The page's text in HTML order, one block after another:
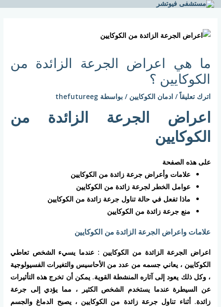
تخطي
المحتوى
ما هي اعراض الجرعة الزائدة من
الكوكايين ؟
اترك تعليقاً /ادمان الكوكايين / بواسطة thefutureeg
اعراض الجرعة الزائدة من
الكوكايين
على هذه الصفحة
علامات وأعراض جرعة زائدة من الكوكايين
عوامل الخطر لجرعة زائدة من الكوكايين
ماذا تفعل في حالة تناول جرعة زائدة من الكوكايين
منع جرعة زائدة من الكوكايين
علامات واعراض الجرعة الزائدة من الكوكايين
اعراض الجرعة الزائدة من الكوكايين : عندما يسيء الشخص تعاطي
الكوكايين ، يعاني جسمه من عدد من الأحاسيس والتغيرات الفسيولوجية
، وكل ذلك يعود إلى آثاره المنشطة القوية. يمكن أن تخرج هذه التأثيرات
عن السيطرة عندما يستخدم الشخص الكثير ، مما يؤدي إلى جرعة
زائدة. أثناء تناول جرعة زائدة من الكوكايين ، يصبح الدماغ والجسم
navigation